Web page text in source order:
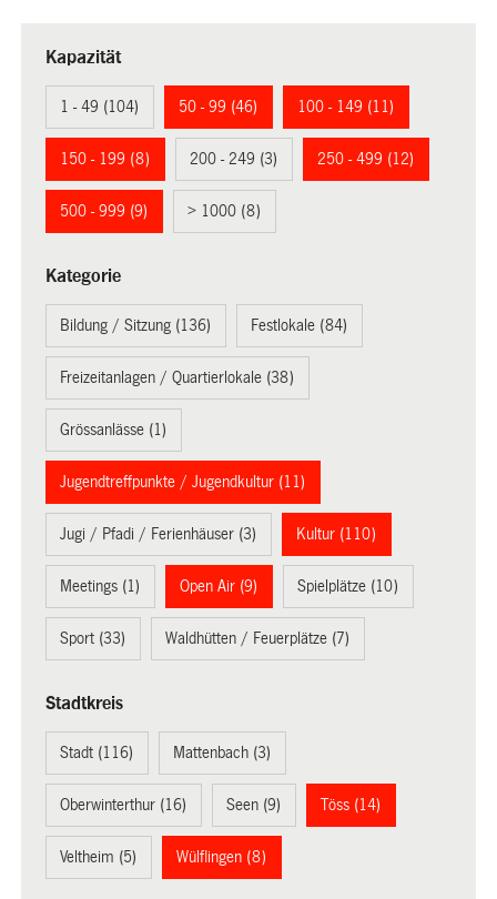
Kapazität
1 - 49 (104) 50 - 99 (46) 100 - 149 (11)
150 - 199 (8) 200 - 249 (3) 250 - 499 (12)
500 - 999 (9) > 1000 (8)
Kategorie
Bildung / Sitzung (136) Festlokale (84)
Freizeitanlagen / Quartierlokale (38)
Grössanlässe (1)
Jugendtreffpunkte / Jugendkultur (11)
Jugi / Pfadi / Ferienhäuser (3) Kultur (110)
Meetings (1) Open Air (9) Spielplätze (10)
Sport (33) Waldhütten / Feuerplätze (7)
Stadtkreis
Stadt (116) Mattenbach (3)
Oberwinterthur (16) Seen (9) Töss (14)
Veltheim (5) Wülflingen (8)